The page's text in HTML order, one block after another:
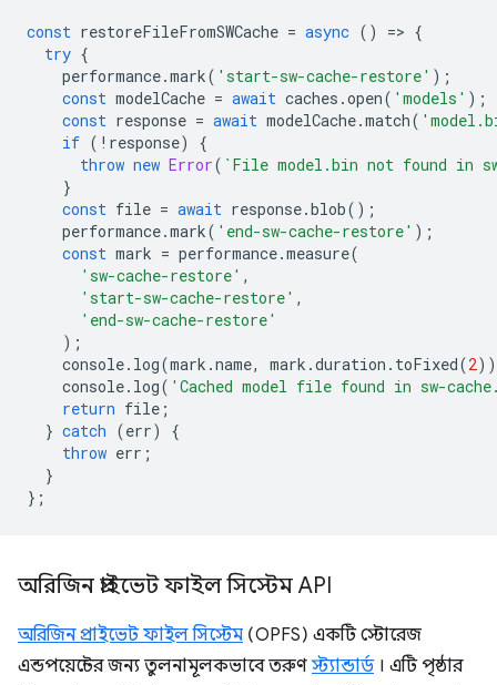
const restoreFileFromSWCache = async () => {
try {
performance.mark( 'start-sw-cache-restore' );
const modelCache = await caches .open( 'models' );
const response = await modelCache.match(
if ( ! response)
{
throw new Error( `File model.bin not found in
}
const file = await response.blob();
performance.mark( 'end-sw-cache-restore' );
const mark = performance.measure(
'sw-cache-restore' ,
'start-sw-cache-restore' ,
'end-sw-cache-restore'
);
console. log(mark .name, mark .duration . toFixed(2
console. log( 'Cached model file found in sw-
return file ;
} catch (err)
{
throw err ;
}
};
অরিজিন প্রাইভেট ফাইল সিস্টেম API
অরিজিন প্রাইভেট ফাইল সিস্টেম (OPFS) একটি স্টোরেজ
এন্ডপয়েন্টের জন্য তুলনামূলকভাবে তরুণস্ট্যান্ডার্ড। এটি পৃষ্ঠার